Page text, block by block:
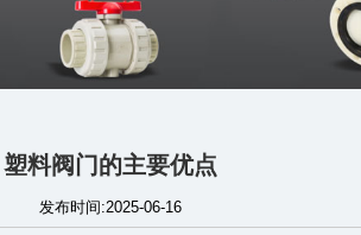
塑料阀门的主要优点
发布时间:2025-06-16